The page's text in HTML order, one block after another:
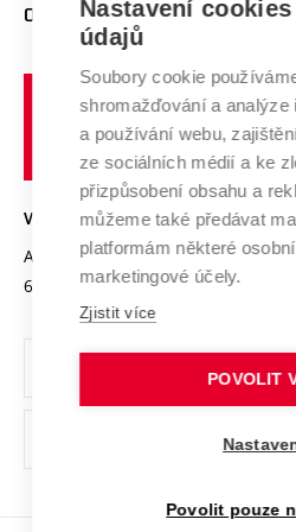
E-přihláška
Doktorské studium
Podpora podnikání
Mezinárodní vědecká rada
Systém zajišťování kvality výzkumu
Výzkumné infrastruktury
Transfer znalostí
Open Science
Projekty
Projekty ze strukturálních fondů
Specifický výzkum
Zahraniční spolupráce
Spolupráce se školami
Služby univerzity
Mezinárodní dohody
Univerzitní sítě
O UNIVERZITĚ
Profil univerzity
Udržitelná univerzita
Podnikavá univerzita / ContriBUTe
Bezpečná univerzita
Vyznamenání
Organizační struktura
Ochrana osobních údajů
odkaz)
VYSOKÉ UČENÍ TECHNICKÉ V
Antonínská 548/1
602 00 Brno
www.vut.cz
Nastavení
údajů
Soubory cookie
shromažďování a analýze
a používání webu,
ze sociálních médií a ke
přizpůsobení obsahu a
můžeme také předávat
platformám některé
marketingové účely.
Zjistit více
POVOLIT
Povolit pouze